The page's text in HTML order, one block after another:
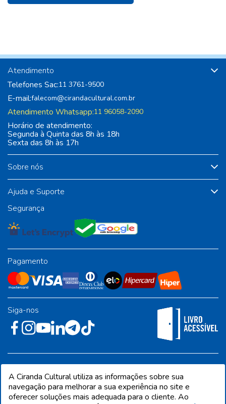
Sobre nós
Ajuda e Suporte
Atendimento
Telefones Sac:11 3761-9500
E-mail:falecom@cirandacultural.com.br
Atendimento Whatsapp:11 96058-2090
Horário de atendimento:
Segunda à Quinta das 8h às 18h
Sexta das 8h às 17h
Segurança
Pagamento
Siga-nos
Industrial - Jandira/SP - CEP 06612-001
A Ciranda Cultural utiliza as informações sobre sua
navegação para melhorar a sua experiência no site e
oferecer soluções mais adequada para o cliente. Ao